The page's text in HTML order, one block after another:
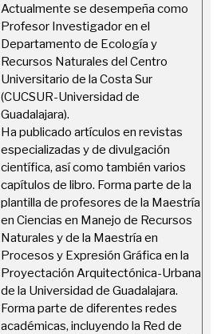
Actualmente se desempeña como
Profesor Investigador en el
Departamento de Ecología y
Recursos Naturales del Centro
Universitario de la Costa Sur
(CUCSUR-Universidad de
Guadalajara).
Ha publicado artículos en revistas
especializadas y de divulgación
científica, así como también varios
capítulos de libro. Forma parte de la
plantilla de profesores de la Maestría
en Ciencias en Manejo de Recursos
Naturales y de la Maestría en
Procesos y Expresión Gráfica en la
Proyectación Arquitectónica-Urbana
de la Universidad de Guadalajara.
Forma parte de diferentes redes
académicas, incluyendo la Red de